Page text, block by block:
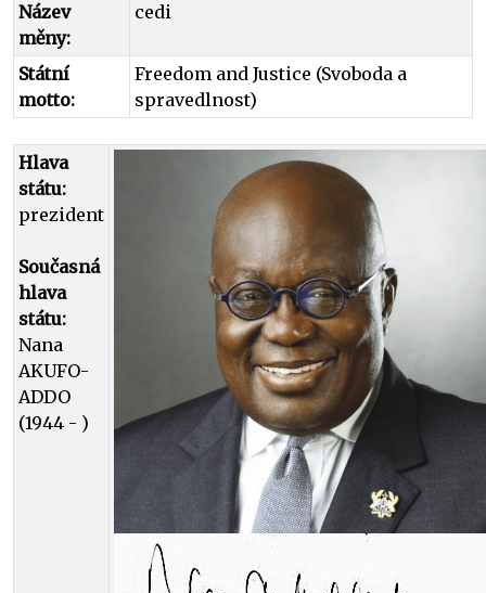
Název
měny:
cedi
Státní
motto:
Freedom and Justice (Svoboda a
spravedlnost)
Hlava
státu:
prezident
Současná
hlava
státu:
Nana
AKUFO-
ADDO
(1944 - )